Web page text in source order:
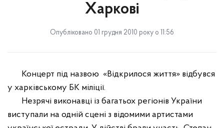
Харкові
Опубліковано 01 грудня 2010 року о 11:56
Концерт під назвою «Відкрилося життя» відбувся
у харківському БК міліції.
Незрячі виконавці із багатьох регіонів України
виступали на одній сцені з відомими артистами